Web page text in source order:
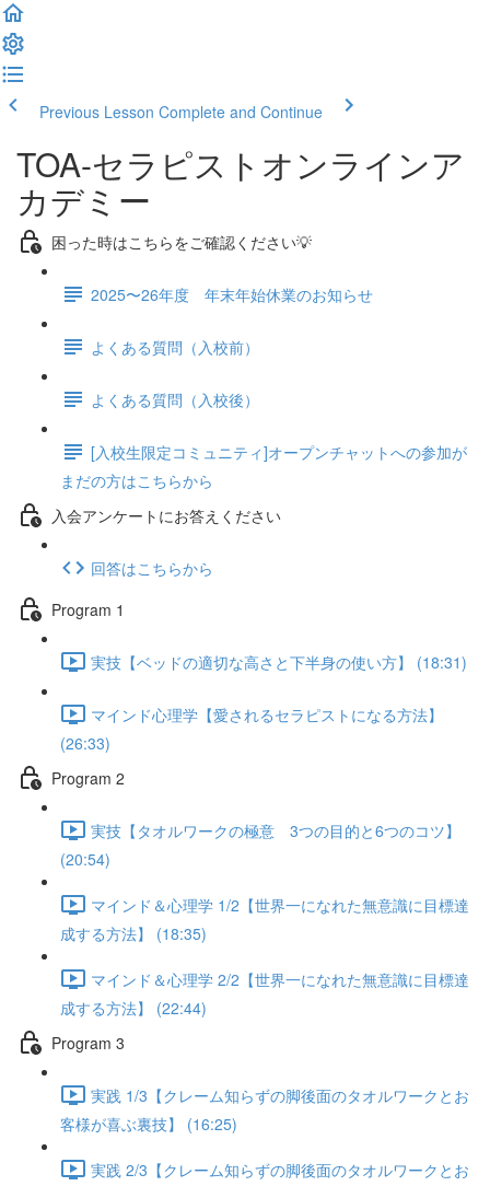
Previous Lesson Complete and Continue
TOA-セラピストオンラインア
カデミー
困った時はこちらをご確認ください💡
2025〜26年度 年末年始休業のお知らせ
よくある質問（入校前）
よくある質問（入校後）
[入校生限定コミュニティ]オープンチャットへの参加が
まだの方はこちらから
入会アンケートにお答えください
回答はこちらから
Program 1
実技【ベッドの適切な高さと下半身の使い方】 (18:31)
マインド心理学【愛されるセラピストになる方法】
(26:33)
Program 2
実技【タオルワークの極意 3つの目的と6つのコツ】
(20:54)
マインド＆心理学 1/2【世界一になれた無意識に目標達
成する方法】 (18:35)
マインド＆心理学 2/2【世界一になれた無意識に目標達
成する方法】 (22:44)
Program 3
実践 1/3【クレーム知らずの脚後面のタオルワークとお
客様が喜ぶ裏技】 (16:25)
実践 2/3【クレーム知らずの脚後面のタオルワークとお